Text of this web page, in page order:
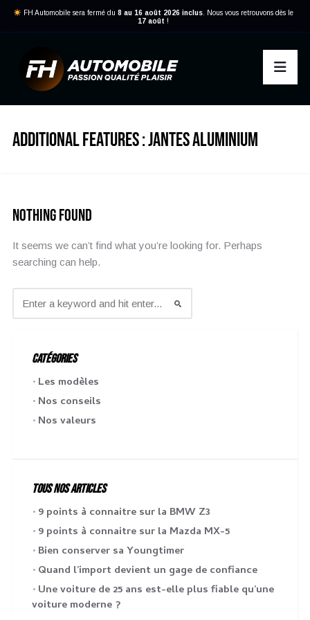
FH Automobile sera fermé du 8 au 16 août 2026 inclus. Nous vous retrouvons dès le
17 août !
ADDITIONAL FEATURES :JANTES ALUMINIUM
Nothing Found
It seems we can’t find what you’re looking for. Perhaps
searching can help.
CATÉGORIES
Les modèles
Nos conseils
Nos valeurs
TOUS NOS ARTICLES
9 points à connaitre sur la BMW Z3
9 points à connaitre sur la Mazda MX-5
Bien conserver sa Youngtimer
Quand l’import devient un gage de confiance
Une voiture de 25 ans est-elle plus fiable qu’une
voiture moderne ?